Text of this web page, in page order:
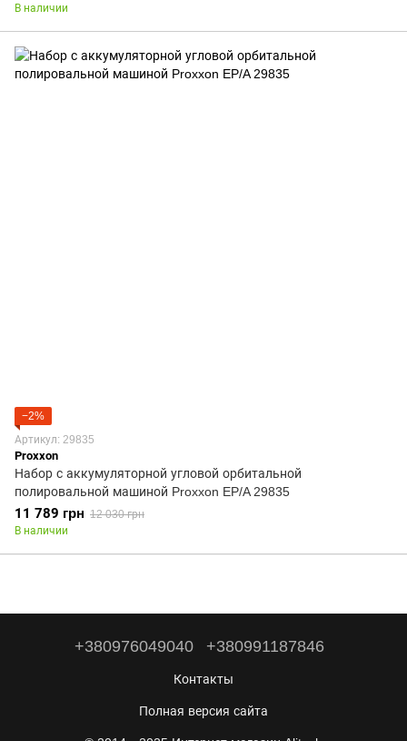
В наличии
−2%
Артикул: 29835
Proxxon
Набор с аккумуляторной угловой орбитальной
полировальной машиной Proxxon EP/A 29835
11 789 грн 12 030 грн
В наличии
+380976049040 +380991187846
Контакты
Полная версия сайта